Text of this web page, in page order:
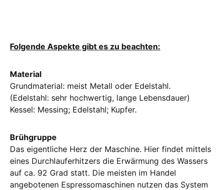
Folgende Aspekte gibt es zu beachten:
Material
Grundmaterial: meist Metall oder Edelstahl.
(Edelstahl: sehr hochwertig, lange Lebensdauer)
Kessel: Messing; Edelstahl; Kupfer.
Brühgruppe
Das eigentliche Herz der Maschine. Hier findet mittels
eines Durchlauferhitzers die Erwärmung des Wassers
auf ca. 92 Grad statt. Die meisten im Handel
angebotenen Espressomaschinen nutzen das System